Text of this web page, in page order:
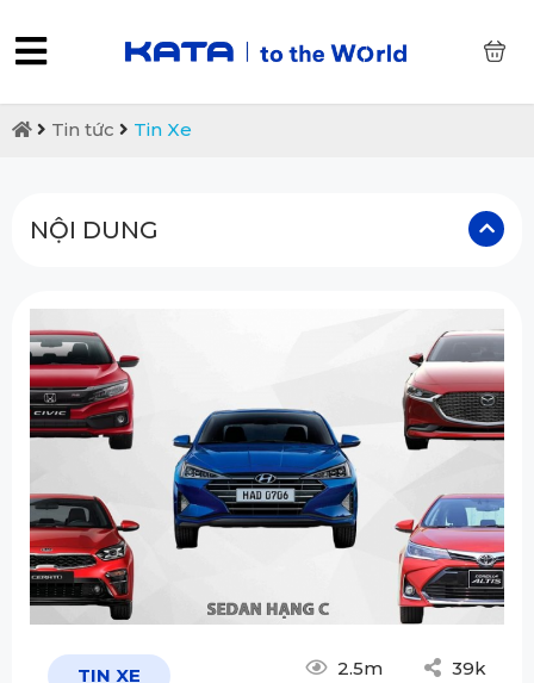
Tin tức Tin Xe
NỘI DUNG
TIN XE 2.5m 39k